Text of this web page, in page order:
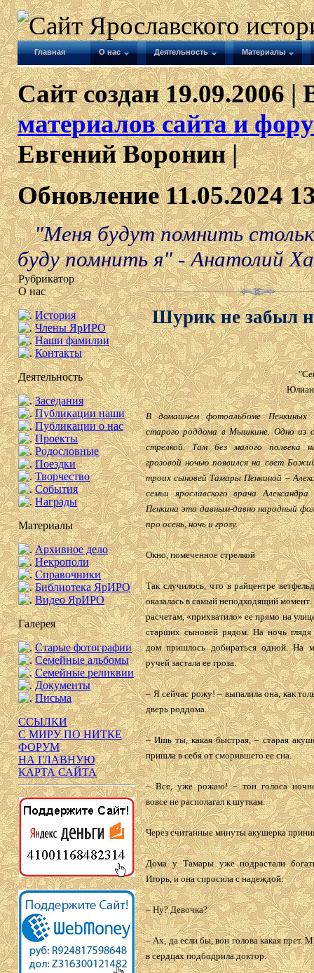
Главная О нас Деятельность Материалы
Сайт создан 19.09.2006 |
материалов сайта и
Евгений Воронин |
Обновление 11.05.2024
"Меня будут помнить
буду помнить я" - Анатолий
Рубрикатор
О нас
История
Члены ЯрИРО
Наши фамилии
Контакты
Деятельность
Заседания
Публикации наши
Публикации о нас
Проекты
Родословные
Поездки
Творчество
События
Награды
Материалы
Архивное дело
Некрополи
Справочники
Библиотека ЯрИРО
Видео ЯрИРО
Галерея
Старые фотографии
Семейные альбомы
Семейные реликвии
Документы
Письма
ССЫЛКИ
С МИРУ ПО НИТКЕ
ФОРУМ
НА ГЛАВНУЮ
КАРТА САЙТА
Шурик не забыл
В домашнем фотоальбоме Пенкиных
старого роддома в Мышкине. Одно из
стрелкой. Там без малого полвека
грозовой ночью появился на свет
троих сыновей Тамары Пенкиной –
семьи ярославского врача Александра
Пенкина это давным-давно народный
про осень, ночь и грозу.
Окно, помеченное стрелкой
Так случилось, что в райцентре
оказалась в самый неподходящий
расчетам, «прихватило» ее прямо на
старших сыновей рядом. На ночь
дом пришлось добираться одной. На
ручей застала ее гроза.
– Я сейчас рожу! – выпалила она, как
дверь роддома.
– Ишь ты, какая быстрая, – старая
пришла в себя от сморившего ее сна.
– Все, уже рожаю! – тон голоса
вовсе не располагал к шуткам.
Через считанные минуты акушерка
Дома у Тамары уже подрастали
Игорь, и она спросила с надеждой:
– Ну? Девочка?
– Ах, да если бы, вон голова какая прет.
в сердцах подбодрила доктор.